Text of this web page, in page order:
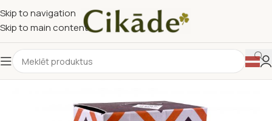
Skip to navigation
Skip to main content